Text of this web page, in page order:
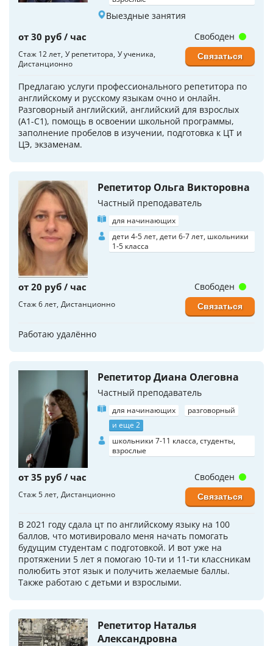
Выездные занятия
от 30 руб / час
Стаж 12 лет У репетитора У ученика
Дистанционно
Предлагаю услуги профессионального репетитора по
английскому и русскому языкам очно и онлайн.
Разговорный английский, английский для взрослых
(А1-С1), помощь в освоении школьной программы,
заполнение пробелов в изучении, подготовка к ЦТ и
ЦЭ, экзаменам.
Свободен
Связаться
Репетитор Ольга Викторовна
Частный преподаватель
для начинающих
дети 4-5 лет, дети 6-7 лет, школьники
1-5 класса
от 20 руб / час
Стаж 6 лет Дистанционно
Работаю удалённо
Свободен
Связаться
Репетитор Диана Олеговна
Частный преподаватель
для начинающих
разговорный
и еще 2
школьники 7-11 класса, студенты,
взрослые
от 35 руб / час
Стаж 5 лет Дистанционно
В 2021 году сдала цт по английскому языку на 100
баллов, что мотивировало меня начать помогать
будущим студентам с подготовкой. И вот уже на
протяжении 5 лет я помогаю 10-ти и 11-ти классникам
полюбить этот язык и получить желаемые баллы.
Также работаю с детьми и взрослыми.
Свободен
Связаться
Репетитор Наталья
Александровна